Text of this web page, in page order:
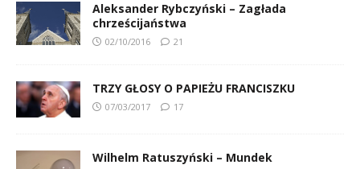
Aleksander Rybczyński – Zagłada
chrześcijaństwa
02/10/2016 21
TRZY GŁOSY O PAPIEŻU FRANCISZKU
07/03/2017 17
Wilhelm Ratuszyński – Mundek